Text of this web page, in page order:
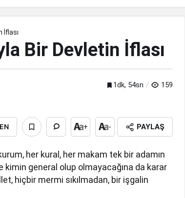
İflası
Bir Devletin İflası
1dk, 54sn 159
+ - PAYLAŞ
her kural, her makam tek bir adamın
kimin general olup olmayacağına da karar
hiçbir mermi sıkılmadan, bir işgalin